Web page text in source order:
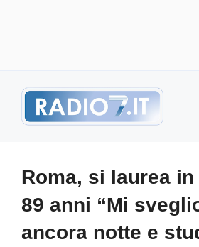
Roma, si laurea in
89 anni “Mi
ancora notte e